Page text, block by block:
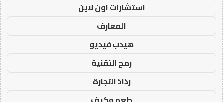
استشارات اون لاين
المعارف
هيدب فيديو
رمح التقنية
رذاذ التجارة